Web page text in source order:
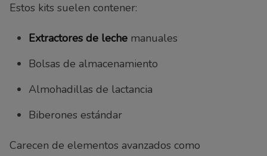
Estos kits suelen contener:
Extractores de leche manuales
Bolsas de almacenamiento
Almohadillas de lactancia
Biberones estándar
Carecen de elementos avanzados como